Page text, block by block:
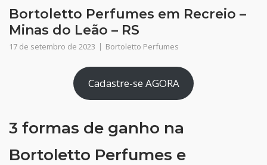
Bortoletto Perfumes em Recreio –
Minas do Leão – RS
17 de setembro de 2023 Bortoletto Perfumes
Cadastre-se AGORA
3 formas de ganho na
Bortoletto Perfumes e